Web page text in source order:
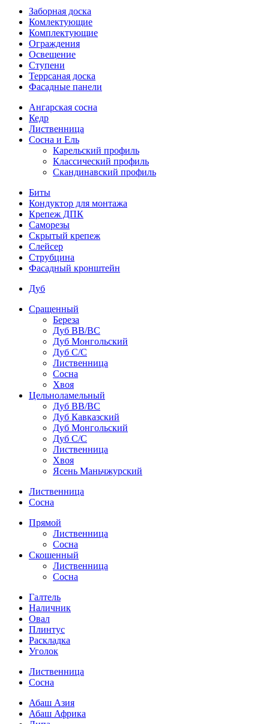
Заборная доска
Комлектующие
Комплектующие
Ограждения
Освещение
Ступени
Террсаная доска
Фасадные панели
Ангарская сосна
Кедр
Лиственница
Сосна и Ель
Карельский профиль
Классический профиль
Скандинавский профиль
Биты
Кондуктор для монтажа
Крепеж ДПК
Саморезы
Скрытый крепеж
Слейсер
Струбцина
Фасадный кронштейн
Дуб
Сращенный
Береза
Дуб ВВ/ВС
Дуб Монгольский
Дуб С/С
Лиственница
Сосна
Хвоя
Цельноламельный
Дуб ВВ/ВС
Дуб Кавказский
Дуб Монгольский
Дуб С/С
Лиственница
Хвоя
Ясень Маньчжурский
Лиственница
Сосна
Прямой
Лиственница
Сосна
Скошенный
Лиственница
Сосна
Галтель
Наличник
Овал
Плинтус
Раскладка
Уголок
Лиственница
Сосна
Абаш Азия
Абаш Африка